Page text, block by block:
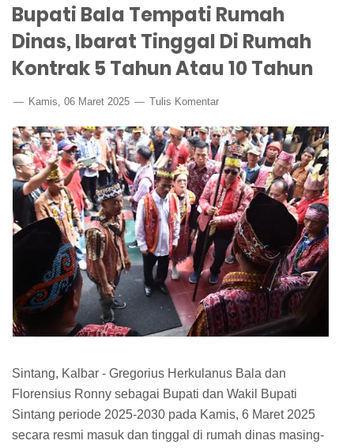
Bupati Bala Tempati Rumah
Dinas, Ibarat Tinggal Di Rumah
Kontrak 5 Tahun Atau 10 Tahun
Kamis, 06 Maret 2025 Tulis Komentar
Sintang, Kalbar - Gregorius Herkulanus Bala dan
Florensius Ronny sebagai Bupati dan Wakil Bupati
Sintang periode 2025-2030 pada Kamis, 6 Maret 2025
secara resmi masuk dan tinggal di rumah dinas masing-